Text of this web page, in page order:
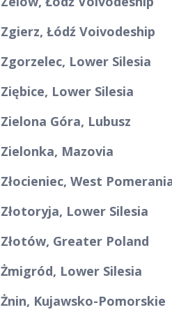
Zgierz, Łódź Voivodeship
Zgorzelec, Lower Silesia
Ziębice, Lower Silesia
Zielona Góra, Lubusz
Zielonka, Mazovia
Złocieniec, West
Złotoryja, Lower Silesia
Złotów, Greater Poland
Żmigród, Lower Silesia
Żnin, Kujawsko-Pomorskie